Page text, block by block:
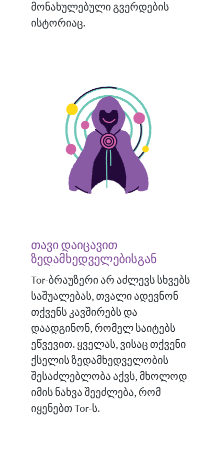
მონახულებული გვერდების
ისტორიაც.
თავი დაიცავით
ზედამხედველებისგან
Tor-ბრაუზერი არ აძლევს სხვებს
საშუალებას, თვალი ადევნონ
თქვენს კავშირებს და
დაადგინონ, რომელ საიტებს
ეწვევით. ყველას, ვისაც თქვენი
ქსელის ზედამხედველობის
შესაძლებლობა აქვს, მხოლოდ
იმის ნახვა შეეძლება, რომ
იყენებთ Tor-ს.